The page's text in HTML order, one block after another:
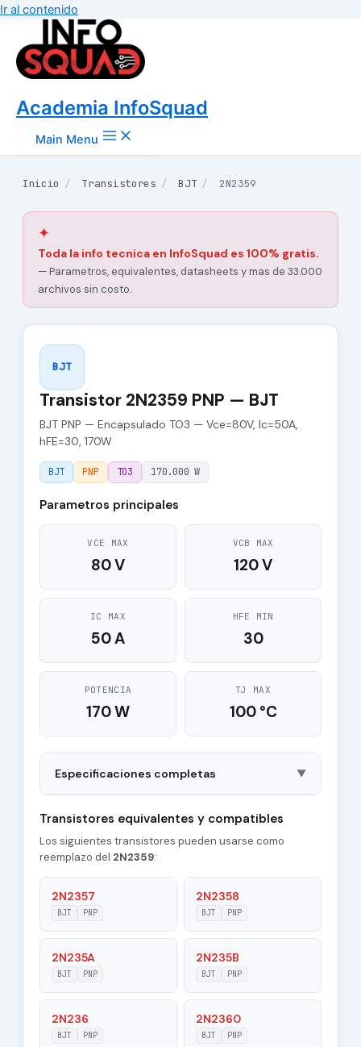
Ir al contenido
Academia InfoSquad
Main Menu
Inicio / Transistores / BJT / 2N2359
✦
Toda la info tecnica en InfoSquad es 100% gratis.
— Parametros, equivalentes, datasheets y mas de 33.000
archivos sin costo.
BJT
Transistor 2N2359 PNP — BJT
BJT PNP — Encapsulado TO3 — Vce=80V, Ic=50A,
hFE=30, 170W
BJT PNP TO3 170.000 W
Parametros principales
VCE MAX
80 V
VCB MAX
120 V
IC MAX
50 A
HFE MIN
30
POTENCIA
170 W
TJ MAX
100 °C
Especificaciones completas ▼
Polarity PNP
Material of
Transistor
Ge
Frequency (ft)
0.6 MHz
Maximum Collector
50 A
Maximum Emitter-
Base Voltage
Transistores equivalentes y compatibles
Los siguientes transistores pueden usarse como
reemplazo del 2N2359:
2N2357
BJT PNP
2N2358
BJT PNP
2N235A
BJT PNP
2N235B
BJT PNP
2N236
BJT PNP
2N2360
BJT PNP